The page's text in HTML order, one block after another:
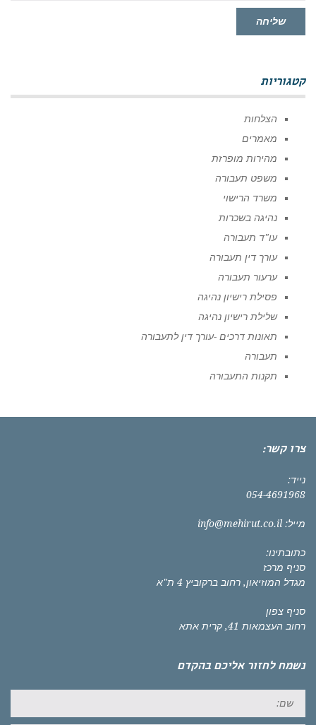
שליחה
קטגוריות
הצלחות
מאמרים
מהירות מופרזת
משפט תעבורה
משרד הרישוי
נהיגה בשכרות
עו"ד תעבורה
עורך דין תעבורה
ערעור תעבורה
פסילת רישיון נהיגה
שלילת רישיון נהיגה
תאונות דרכים -עורך דין לתעבורה
תעבורה
תקנות התעבורה
צרו קשר:
נייד:
054-4691968
מייל: info@mehirut.co.il
כתובתינו:
סניף מרכז
מגדל המוזיאון, רחוב ברקוביץ 4 ת"א
סניף צפון
רחוב העצמאות 41, קרית אתא
נשמח לחזור אליכם בהקדם